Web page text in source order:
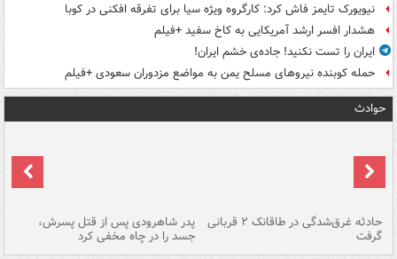
نیویورک تایمز فاش کرد: کارگروه ویژه سیا برای تفرقه افکنی در کوبا
هشدار افسر ارشد آمریکایی به کاخ سفید +فیلم
ایران را تست نکنید! جاده‌ی خشم ایران!
حمله کوبنده نیروهای مسلح یمن به مواضع مزدوران سعودی +فیلم
حوادث
حادثه غرق‌شدگی در طاقانک ۲ قربانی
گرفت
پدر شاهرودی پس از قتل پسرش،
جسد را در چاه مخفی کرد